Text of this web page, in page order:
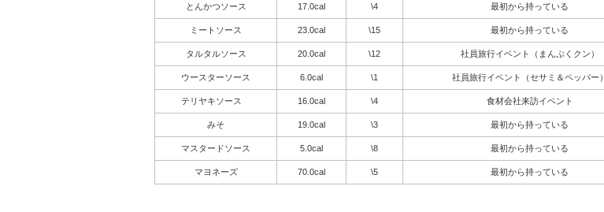
とんかつソース 17.0cal \4 最初から持っている
ミートソース 23.0cal \15 最初から持っている
タルタルソース 20.0cal \12 社員旅行イベント（まんぷくクン）
ウースターソース 6.0cal \1 社員旅行イベント（セサミ＆ペッパー）
テリヤキソース 16.0cal \4 食材会社来訪イベント
みそ 19.0cal \3 最初から持っている
マスタードソース 5.0cal \8 最初から持っている
マヨネーズ 70.0cal \5 最初から持っている